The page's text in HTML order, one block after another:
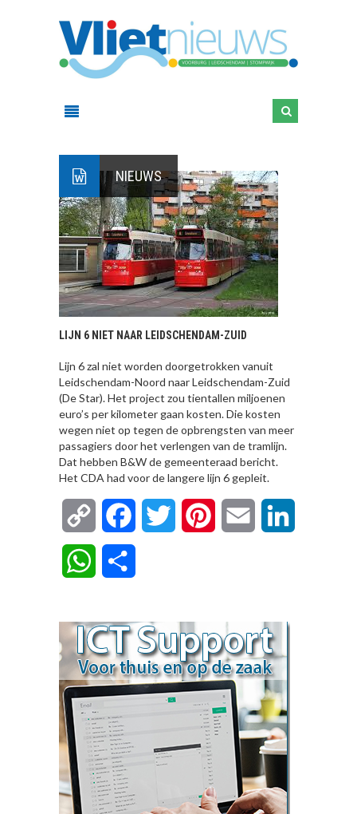
NIEUWS
LIJN 6 NIET NAAR LEIDSCHENDAM-ZUID
Lijn 6 zal niet worden doorgetrokken vanuit
Leidschendam-Noord naar Leidschendam-Zuid
(De Star). Het project zou tientallen miljoenen
euro’s per kilometer gaan kosten. Die kosten
wegen niet op tegen de opbrengsten van meer
passagiers door het verlengen van de tramlijn.
Dat hebben B&W de gemeenteraad bericht.
Het CDA had voor de langere lijn 6 gepleit.
Copy
Link
FacebookTwitter Pinterest Email
WhatsApp